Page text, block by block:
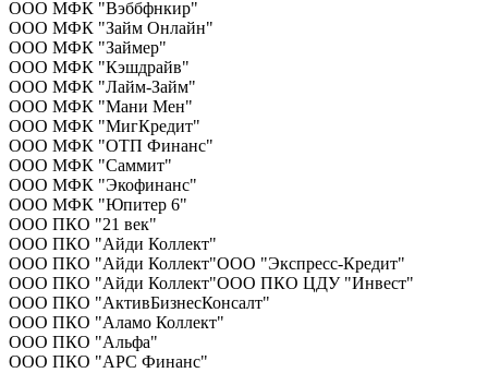
ООО МФК "Вэббфнкир"
ООО МФК "Займ Онлайн"
ООО МФК "Займер"
ООО МФК "Кэшдрайв"
ООО МФК "Лайм-Займ"
ООО МФК "Мани Мен"
ООО МФК "МигКредит"
ООО МФК "ОТП Финанс"
ООО МФК "Саммит"
ООО МФК "Экофинанс"
ООО МФК "Юпитер 6"
ООО ПКО "21 век"
ООО ПКО "Айди Коллект"
ООО ПКО "Айди Коллект"ООО "Экспресс-Кредит"
ООО ПКО "Айди Коллект"ООО ПКО ЦДУ "Инвест"
ООО ПКО "АктивБизнесКонсалт"
ООО ПКО "Аламо Коллект"
ООО ПКО "Альфа"
ООО ПКО "АРС Финанс"